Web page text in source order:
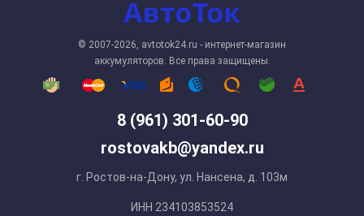
8 (961) 301-60-90
rostovakb@yandex.ru
г. Ростов-на-Дону, ул. Нансена, д. 103м
ИНН 234103853524
© 2007-2026, avtotok24.ru - интернет-магазин
аккумуляторов. Все права защищены.